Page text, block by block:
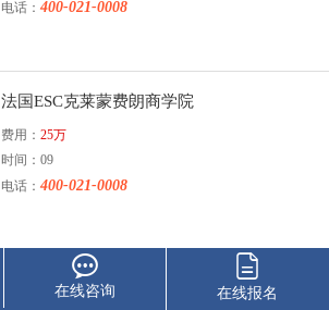
电话： 400-021-0008
法国ESC克莱蒙费朗商学院
费用： 25万
时间：09
电话： 400-021-0008
中国社会科学院金融学方向高级课程班
在线咨询 在线报名